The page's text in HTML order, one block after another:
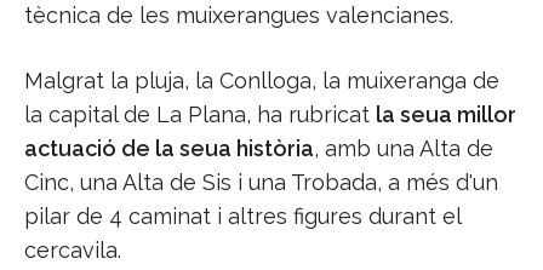
tècnica de les muixerangues valencianes.
Malgrat la pluja, la Conlloga, la muixeranga de
la capital de La Plana, ha rubricat la seua millor
actuació de la seua història, amb una Alta de
Cinc, una Alta de Sis i una Trobada, a més d'un
pilar de 4 caminat i altres figures durant el
cercavila.